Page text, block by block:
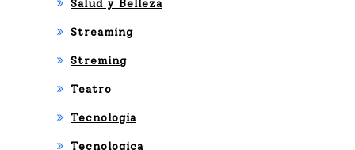
Salud y Belleza
Streaming
Streming
Teatro
Tecnologia
Tecnologica